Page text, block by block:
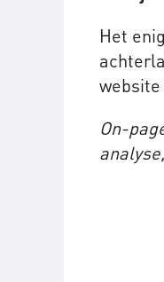
Het
On-